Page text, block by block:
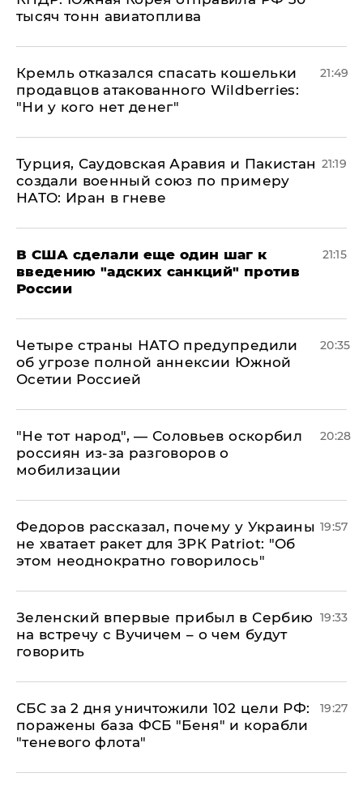
тысяч тонн авиатоплива
Кремль отказался спасать кошельки
продавцов атакованного Wildberries:
"Ни у кого нет денег"
21:49
Турция, Саудовская Аравия и Пакистан
создали военный союз по примеру
НАТО: Иран в гневе
21:19
В США сделали еще один шаг к
введению "адских санкций" против
России
21:15
Четыре страны НАТО предупредили
об угрозе полной аннексии Южной
Осетии Россией
20:35
​"Не тот народ", — Соловьев оскорбил
россиян из-за разговоров о
мобилизации
20:28
Федоров рассказал, почему у Украины
не хватает ракет для ЗРК Patriot: "Об
этом неоднократно говорилось"
19:57
Зеленский впервые прибыл в Сербию
на встречу с Вучичем – о чем будут
говорить
19:33
СБС за 2 дня уничтожили 102 цели РФ:
поражены база ФСБ "Беня" и корабли
"теневого флота"
19:27